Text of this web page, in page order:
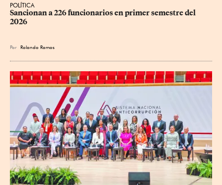
POLÍTICA
Sancionan a 226 funcionarios en primer semestre del
2026
Por Rolando Ramos